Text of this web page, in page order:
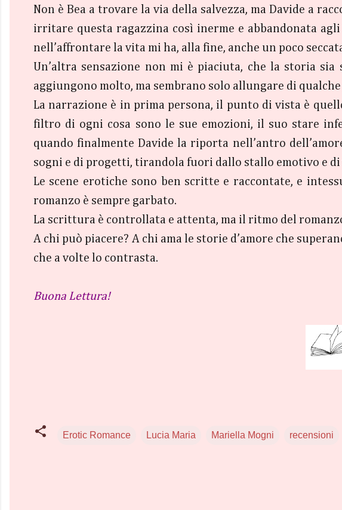
Non è Bea a trovare la via della salvezza, ma Davide a
irritare questa ragazzina così inerme e abbandonata
nell’affrontare la vita mi ha, alla fine, anche un poco
Un’altra sensazione non mi è piaciuta, che la storia
aggiungono molto, ma sembrano solo allungare di
La narrazione è in prima persona, il punto di vista è
filtro di ogni cosa sono le sue emozioni, il suo stare
quando finalmente Davide la riporta nell’antro
sogni e di progetti, tirandola fuori dallo stallo emotivo e
Le scene erotiche sono ben scritte e raccontate, e
romanzo è sempre garbato.
La scrittura è controllata e attenta, ma il ritmo del
A chi può piacere? A chi ama le storie d’amore che
che a volte lo contrasta.
Buona Lettura!
Erotic Romance Lucia Maria Mariella Mogni recensioni